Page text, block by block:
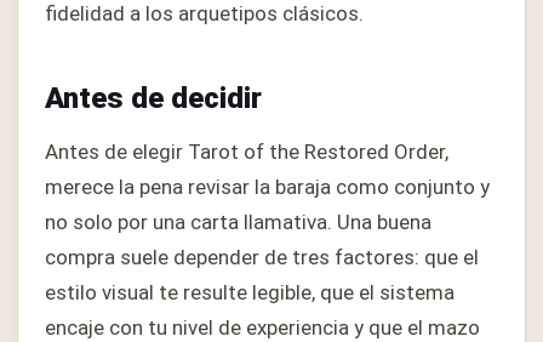
fidelidad a los arquetipos clásicos.
Antes de decidir
Antes de elegir Tarot of the Restored Order,
merece la pena revisar la baraja como conjunto y
no solo por una carta llamativa. Una buena
compra suele depender de tres factores: que el
estilo visual te resulte legible, que el sistema
encaje con tu nivel de experiencia y que el mazo